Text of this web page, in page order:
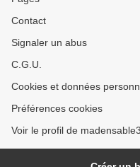
Contact
Signaler un abus
C.G.U.
Cookies et données
Préférences cookies
Voir le profil de